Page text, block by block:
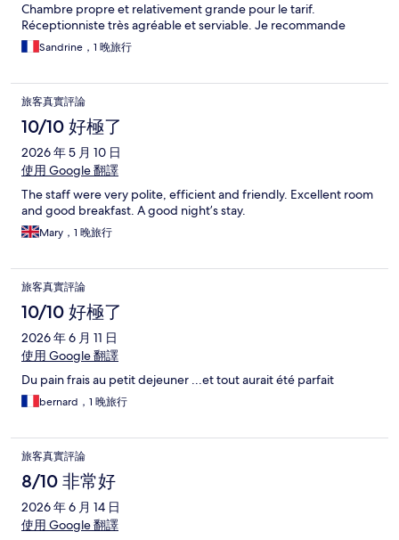
Chambre propre et relativement grande pour le tarif.
Réceptionniste très agréable et serviable. Je recommande
Sandrine，1 晚旅行
旅客真實評論
10/10 好極了
2026 年 5 月 10 日
使用 Google 翻譯
The staff were very polite, efficient and friendly. Excellent room
and good breakfast. A good night’s stay.
Mary，1 晚旅行
旅客真實評論
10/10 好極了
2026 年 6 月 11 日
使用 Google 翻譯
Du pain frais au petit dejeuner ...et tout aurait été parfait
bernard，1 晚旅行
旅客真實評論
8/10 非常好
2026 年 6 月 14 日
使用 Google 翻譯